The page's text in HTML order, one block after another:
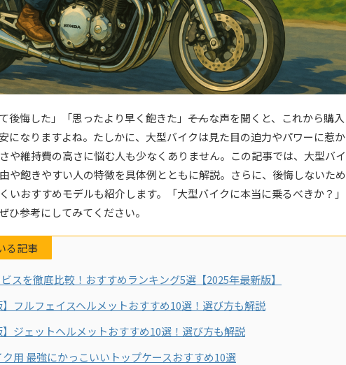
後悔した」「思ったより早く飽きた」――そんな声を聞くと、これから購入
になりますよね。たしかに、大型バイクは見た目の迫力やパワーに惹か
や維持費の高さに悩む人も少なくありません。この記事では、大型バイ
や飽きやすい人の特徴を具体例とともに解説。さらに、後悔しないため
いおすすめモデルも紹介します。「大型バイクに本当に乗るべきか？」
ひ参考にしてみてください。
る記事
スを徹底比較！おすすめランキング5選【2025年最新版】
】フルフェイスヘルメットおすすめ10選！選び方も解説
】ジェットヘルメットおすすめ10選！選び方も解説
ク用 最強にかっこいいトップケースおすすめ10選